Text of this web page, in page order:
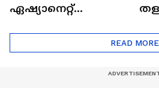
ഏഷ്യാനെറ്റ്
READ MORE